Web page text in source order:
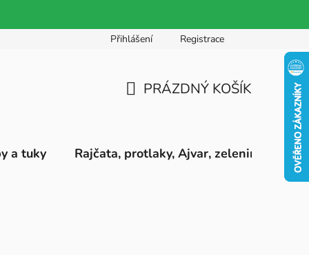
Přihlášení Registrace
PRÁZDNÝ KOŠÍK
a tuky Rajčata, protlaky, Ajvar, zeleninová pyré